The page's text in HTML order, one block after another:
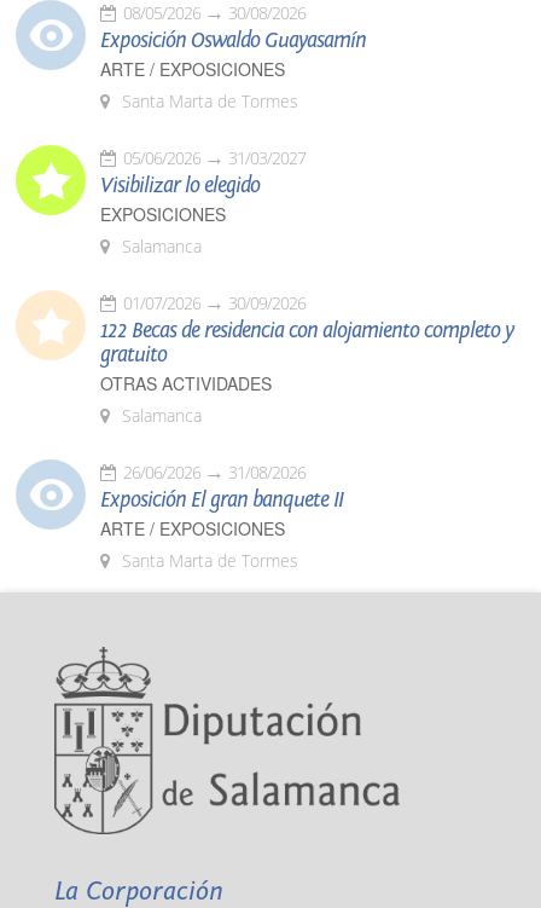
08/05/2026 30/08/2026
Exposición Oswaldo Guayasamín
ARTE / EXPOSICIONES
Santa Marta de Tormes
05/06/2026 31/03/2027
Visibilizar lo elegido
EXPOSICIONES
Salamanca
01/07/2026 30/09/2026
122 Becas de residencia con alojamiento completo y
gratuito
OTRAS ACTIVIDADES
Salamanca
26/06/2026 31/08/2026
Exposición El gran banquete II
ARTE / EXPOSICIONES
Santa Marta de Tormes
La Corporación